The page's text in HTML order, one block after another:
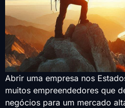
Abrir uma empresa nos
muitos empreendedores que
negócios para um mercado